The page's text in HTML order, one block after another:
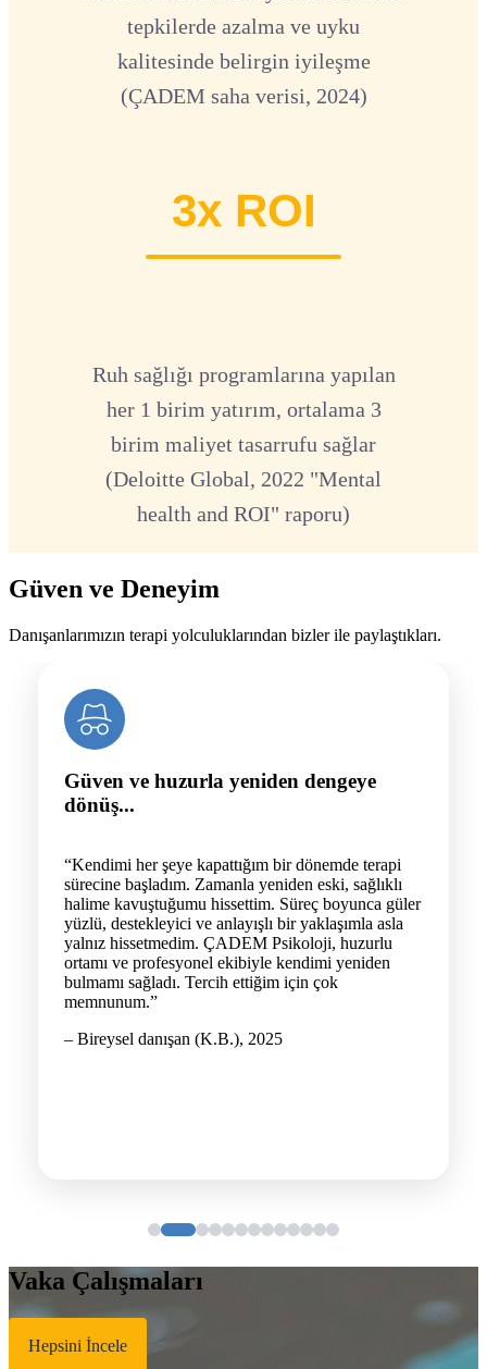
tepkilerde azalma ve uyku
kalitesinde belirgin iyileşme
(ÇADEM saha verisi, 2024)
3x ROI
Ruh sağlığı programlarına yapılan
her 1 birim yatırım, ortalama 3
birim maliyet tasarrufu sağlar
(Deloitte Global, 2022 "Mental
health and ROI" raporu)
Güven ve Deneyim
Danışanlarımızın terapi yolculuklarından bizler ile paylaştıkları.
Güven ve huzurla yeniden dengeye
dönüş...
“Kendimi her şeye kapattığım bir dönemde terapi
sürecine başladım. Zamanla yeniden eski, sağlıklı
halime kavuştuğumu hissettim. Süreç boyunca güler
yüzlü, destekleyici ve anlayışlı bir yaklaşımla asla
yalnız hissetmedim. ÇADEM Psikoloji, huzurlu
ortamı ve profesyonel ekibiyle kendimi yeniden
bulmamı sağladı. Tercih ettiğim için çok
memnunum.”
– Bireysel danışan (K.B.), 2025
Vaka Çalışmaları
Hepsini İncele